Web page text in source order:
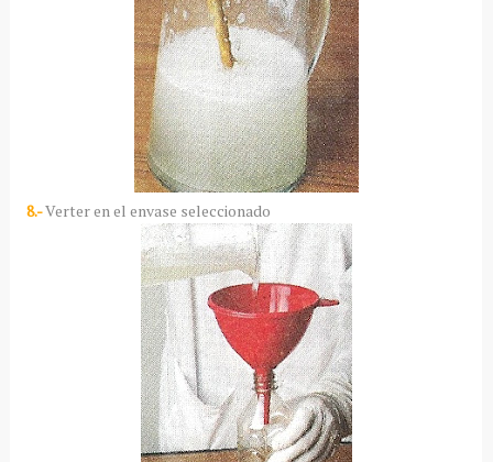
8.-Verter en el envase seleccionado